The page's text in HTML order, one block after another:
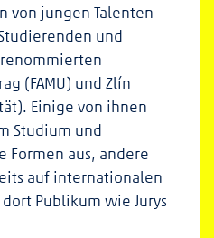
von jungen Talenten
und
(FAMU) und Zlín
Einige von ihnen
Studium und
aus, andere
auf internationalen
Publikum wie Jurys